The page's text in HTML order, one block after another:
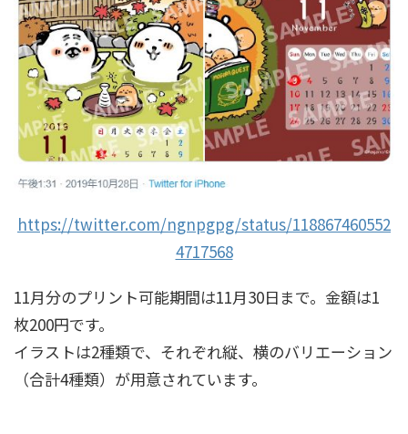
https://twitter.com/ngnpgpg/status/118867460552
4717568
11月分のプリント可能期間は11月30日まで。金額は1
枚200円です。
イラストは2種類で、それぞれ縦、横のバリエーション
（合計4種類）が用意されています。